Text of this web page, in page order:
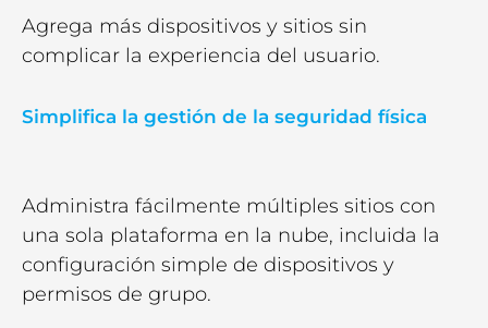
Agrega más dispositivos y sitios sin
complicar la experiencia del usuario.
Simplifica la gestión de la seguridad física
Administra fácilmente múltiples sitios con
una sola plataforma en la nube, incluida la
configuración simple de dispositivos y
permisos de grupo.